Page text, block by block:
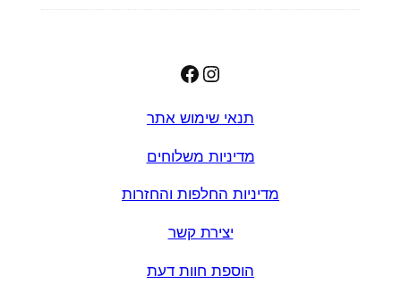
Instagram
Facebook
תנאי שימוש אתר
מדיניות משלוחים
מדיניות החלפות והחזרות
יצירת קשר
הוספת חוות דעת